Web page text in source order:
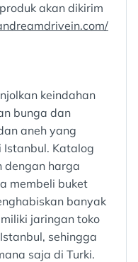
akan dikirim
keindahan
bunga dan
aneh yang
Katalog
dengan harga
membeli buket
banyak
jaringan toko
sehingga
saja di Turki.